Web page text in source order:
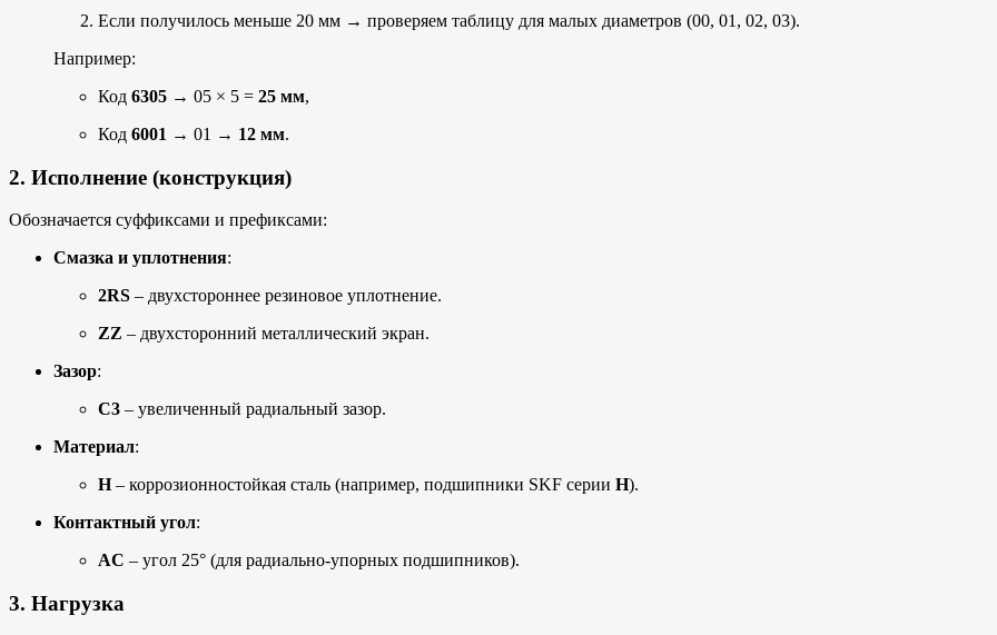
Если получилось меньше 20 мм → проверяем таблицу для малых диаметров (00, 01, 02, 03).
Например:
Код 6305 → 05 × 5 = 25 мм,
Код 6001 → 01 → 12 мм.
2. Исполнение (конструкция)
Обозначается суффиксами и префиксами:
Смазка и уплотнения:
2RS – двухстороннее резиновое уплотнение.
ZZ – двухсторонний металлический экран.
Зазор:
C3 – увеличенный радиальный зазор.
Материал:
H– коррозионностойкая сталь (например, подшипники SKF серии H).
Контактный угол:
AC – угол 25° (для радиально-упорных подшипников).
3. Нагрузка